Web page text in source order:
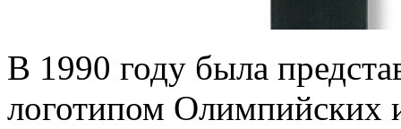
В 1990 году была
логотипом Олимпийских